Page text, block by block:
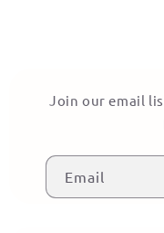
Join our email
Email